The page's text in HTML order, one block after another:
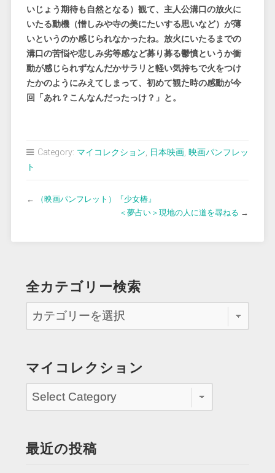
いじょう期待も自然となる）観て、主人公溝口の放火に
いたる動機（憎しみや寺の美にたいする思いなど）が薄
いというのか感じられなかったね。放火にいたるまでの
溝口の苦悩や悲しみ劣等感など募り募る鬱憤というか衝
動が感じられずなんだかサラリと軽い気持ちで火をつけ
たかのようにみえてしまって、初めて観た時の感動が今
回「あれ？こんなんだったっけ？」と。
Category: マイコレクション, 日本映画, 映画パンフレッ
ト
←
（映画パンフレット）『少女椿』
＜夢占い＞現地の人に道を尋ねる →
全カテゴリー検索
マイコレクション
最近の投稿